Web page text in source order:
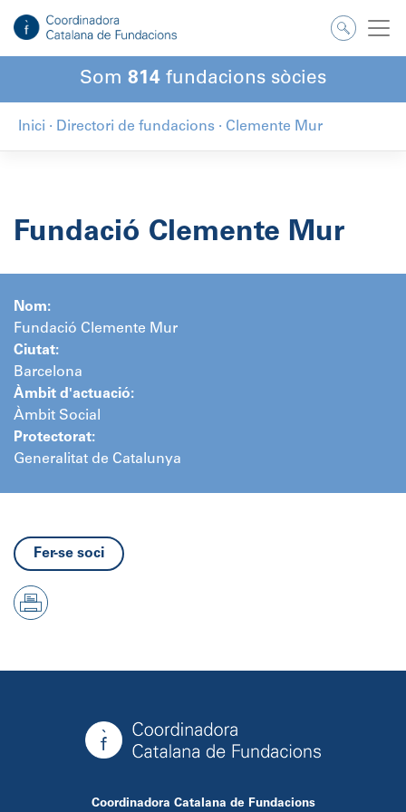
contingut
Som 814 fundacions sòcies
Inici · Directori de fundacions · Clemente Mur
Fundació Clemente Mur
Nom:
Fundació Clemente Mur
Ciutat:
Barcelona
Àmbit d'actuació:
Àmbit Social
Protectorat:
Generalitat de Catalunya
Fer-se soci
Coordinadora Catalana de Fundacions